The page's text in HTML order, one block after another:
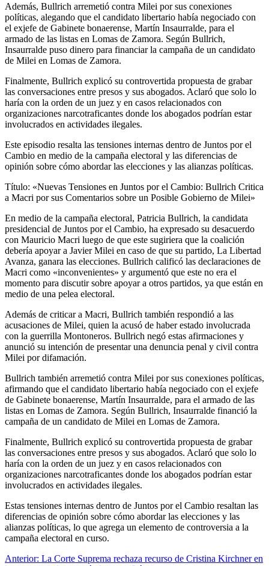
Además, Bullrich arremetió contra Milei por sus conexiones
políticas, alegando que el candidato libertario había negociado con
el exjefe de Gabinete bonaerense, Martín Insaurralde, para el
armado de las listas en Lomas de Zamora. Según Bullrich,
Insaurralde puso dinero para financiar la campaña de un candidato
de Milei en Lomas de Zamora.
Finalmente, Bullrich explicó su controvertida propuesta de grabar
las conversaciones entre presos y sus abogados. Aclaró que solo lo
haría con la orden de un juez y en casos relacionados con
organizaciones narcotraficantes donde los abogados podrían estar
involucrados en actividades ilegales.
Este episodio resalta las tensiones internas dentro de Juntos por el
Cambio en medio de la campaña electoral y las diferencias de
opinión sobre cómo abordar las elecciones y las alianzas políticas.
Título: «Nuevas Tensiones en Juntos por el Cambio: Bullrich Critica
a Macri por sus Comentarios sobre un Posible Gobierno de Milei»
En medio de la campaña electoral, Patricia Bullrich, la candidata
presidencial de Juntos por el Cambio, ha expresado su desacuerdo
con Mauricio Macri luego de que este sugiriera que la coalición
debería apoyar a Javier Milei en caso de que su partido, La Libertad
Avanza, ganara las elecciones. Bullrich calificó las declaraciones de
Macri como «inconvenientes» y argumentó que este no era el
momento para discutir sobre apoyar a otros partidos, ya que están en
medio de una pelea electoral.
Además de criticar a Macri, Bullrich también respondió a las
acusaciones de Milei, quien la acusó de haber estado involucrada
con la guerrilla Montoneros. Bullrich negó estas afirmaciones y
anunció su intención de presentar una denuncia penal y civil contra
Milei por difamación.
Bullrich también arremetió contra Milei por sus conexiones políticas,
afirmando que el candidato libertario había negociado con el exjefe
de Gabinete bonaerense, Martín Insaurralde, para el armado de las
listas en Lomas de Zamora. Según Bullrich, Insaurralde financió la
campaña de un candidato de Milei en Lomas de Zamora.
Finalmente, Bullrich explicó su controvertida propuesta de grabar
las conversaciones entre presos y sus abogados. Aclaró que solo lo
haría con la orden de un juez y en casos relacionados con
organizaciones narcotraficantes donde los abogados podrían estar
involucrados en actividades ilegales.
Estas tensiones internas dentro de Juntos por el Cambio resaltan las
diferencias de opinión sobre cómo abordar las elecciones y las
alianzas políticas, lo que agrega un elemento de controversia a la
campaña electoral en curso.
Navegación
Anterior: La Corte Suprema rechaza recurso de Cristina Kirchner en